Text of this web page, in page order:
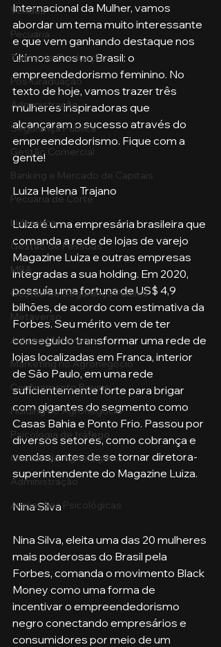
Vendas
Pecuária
Turma de Graduação
Pós-Graduação
Administração
Segurança Publica
Gestão Comercial
Banking e Mercado de Capitais
Pecuária de Corte
Liderança
Gestão de Pessoas
MBA
Gestão de Segurança Publica
Metaverso
Aula no Metaverso
Marketing no Agronegócio
Confinamento Bovino
Holding no Agronegócio
Psicologia de tráfego
Gestão do Agronegócio
Administração
Avaliações Psicológicas
Internacional da Mulher, vamos
abordar um tema muito interessante
e que vem ganhando destaque nos
últimos anos no Brasil: o
empreendedorismo feminino. No
texto de hoje, vamos trazer três
mulheres inspiradoras que
alcançaram o sucesso através do
empreendedorismo. Fique com a
gente!
Luiza Helena Trajano
Luiza é uma empresária brasileira que
comanda a rede de lojas de varejo
Magazine Luiza e outras empresas
integradas a sua holding. Em 2020,
possuía uma fortuna de US$ 4,9
bilhões, de acordo com estimativa da
Forbes. Seu mérito vem de ter
conseguido transformar uma rede de
lojas localizadas em Franca, interior
de São Paulo, em uma rede
suficientemente forte para brigar
com gigantes do segmento como
Casas Bahia e Ponto Frio. Passou por
diversos setores, como cobrança e
vendas, antes de se tornar diretora-
superintendente do Magazine Luiza.
Nina Silva
Nina Silva, eleita uma das 20 mulheres
mais poderosas do Brasil pela
Forbes, comanda o movimento Black
Money como uma forma de
incentivar o empreendedorismo
negro conectando empresários e
consumidores por meio de um